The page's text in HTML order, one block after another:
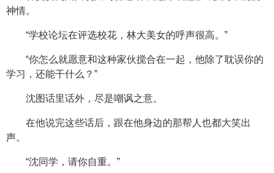
神情。
“学校论坛在评选校花，林大美女的呼声很高。”
“你怎么就愿意和这种家伙搅合在一起，他除了耽误你的
学习，还能干什么？”
沈图话里话外，尽是嘲讽之意。
在他说完这些话后，跟在他身边的那帮人也都大笑出
声。
“沈同学，请你自重。”